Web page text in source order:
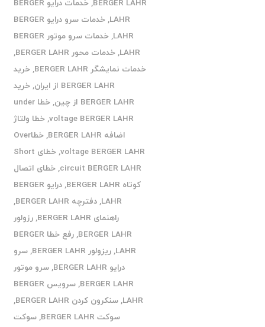
BERGER LAHR
,
خدمات درایو BERGER
LAHR
,
خدمات سرو درایو BERGER
LAHR
,
خدمات سرو موتور BERGER
LAHR
,خدمات محور BERGER LAHR
,
خدمات نمایشگر BERGER LAHR
,خرید
BERGER LAHR از ایران
,خرید
BERGER LAHR از چین
,
خطا under
voltage BERGER LAHR
,خطا ولتاژ
اضافه BERGER LAHR
,
خطاOver
voltage BERGER LAHR
,
خطای Short
circuit BERGER LAHR
,خطای اتصال
کوتاه BERGER LAHR
,
درایو BERGER
LAHR
,دفترچه BERGER LAHR
,
راهنمای BERGER LAHR
,رزولور
BERGER LAHR
,
رفع خطا BERGER
LAHR
,ریزولور BERGER LAHR ,سرو
درایو BERGER LAHR
,سرو موتور
BERGER LAHR
,
سرویس BERGER
LAHR
,سنکرون کردن BERGER LAHR
,
سوکت BERGER LAHR
,سوکت